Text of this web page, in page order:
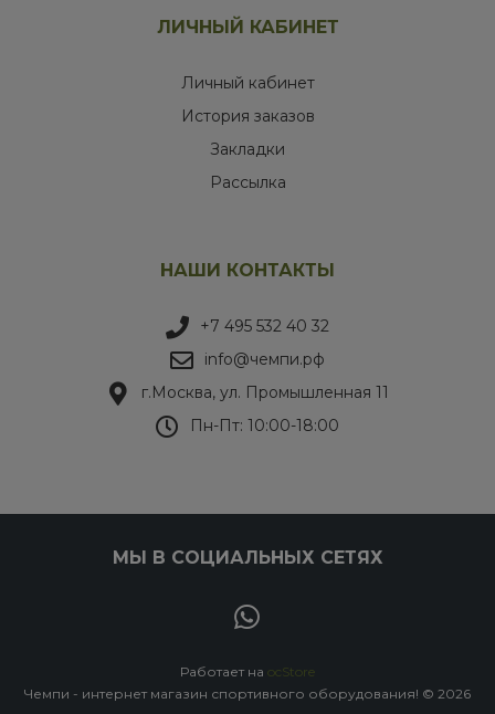
ЛИЧНЫЙ КАБИНЕТ
Личный кабинет
История заказов
Закладки
Рассылка
НАШИ КОНТАКТЫ
+7 495 532 40 32
info@чемпи.рф
г.Москва, ул. Промышленная 11
Пн-Пт: 10:00-18:00
МЫ В СОЦИАЛЬНЫХ СЕТЯХ
Работает на ocStore
Чемпи - интернет магазин спортивного оборудования! © 2026